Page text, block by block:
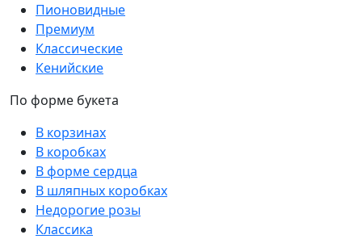
Пионовидные
Премиум
Классические
Кенийские
По форме букета
В корзинах
В коробках
В форме сердца
В шляпных коробках
Недорогие розы
Классика